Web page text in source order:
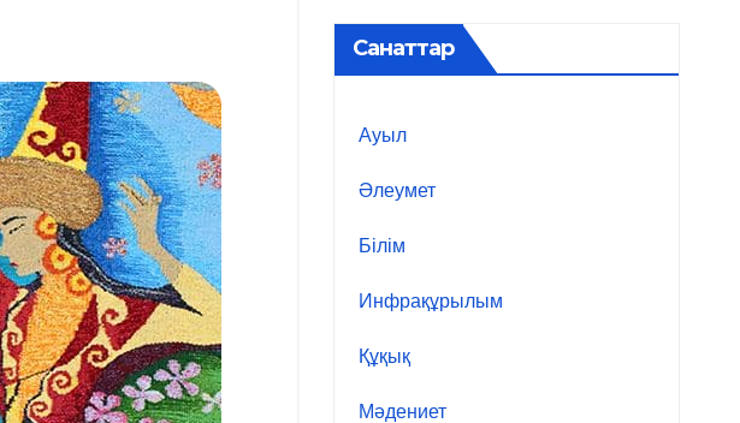
Санаттар
Ауыл
Әлеумет
Білім
Инфрақұрылым
Құқық
Мәдениет